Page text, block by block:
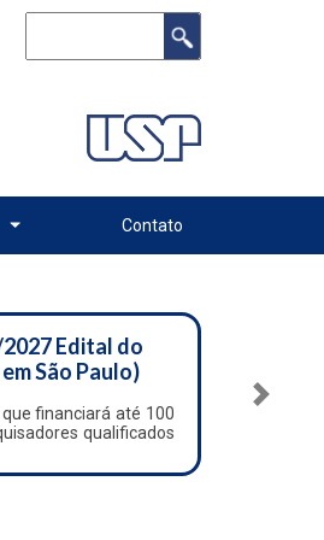
Contato
2027 Edital do
São Paulo)
que financiará até 100
qualificados
Próximo